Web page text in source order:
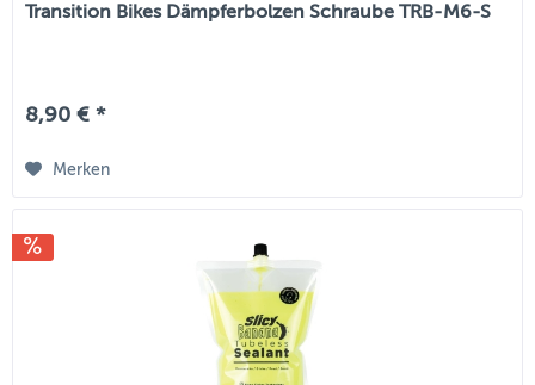
Transition Bikes Dämpferbolzen Schraube TRB-M6-S
8,90 € *
Merken